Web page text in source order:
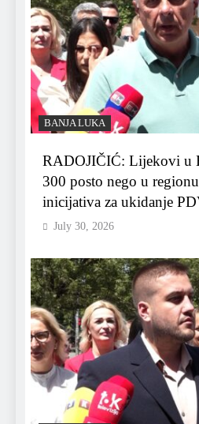
BANJA LUKA
RADOJIČIĆ: Lijekovi u
300 posto nego u
inicijativa za ukidanje
July 30, 2026